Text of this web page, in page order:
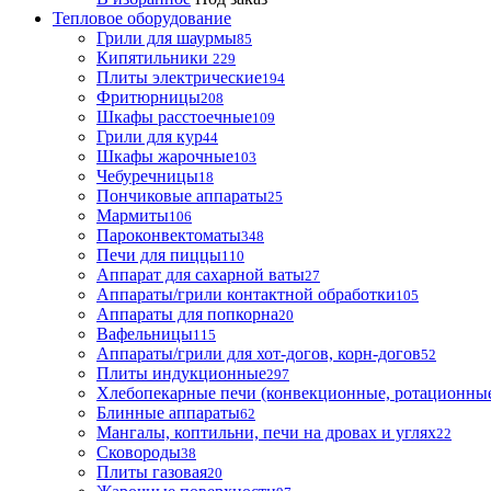
Тепловое оборудование
Грили для шаурмы85
Кипятильники 229
Плиты электрические194
Фритюрницы208
Шкафы расстоечные109
Грили для кур44
Шкафы жарочные103
Чебуречницы18
Пончиковые аппараты25
Мармиты106
Пароконвектоматы348
Печи для пиццы110
Аппарат для сахарной ваты27
Аппараты/грили контактной обработки105
Аппараты для попкорна20
Вафельницы115
Аппараты/грили для хот-догов, корн-догов52
Плиты индукционные297
Хлебопекарные печи (конвекционные,
Блинные аппараты62
Мангалы, коптильни, печи на дровах и углях22
Сковороды38
Плиты газовая20